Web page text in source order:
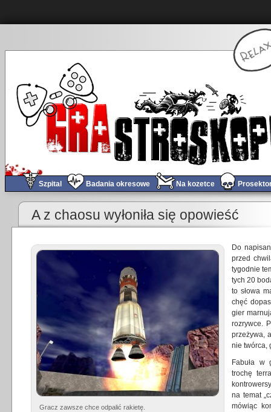
Szpital Badania okresowe Na kozetce
Planetside2 – „Sky Lance”
A z chaosu wyłoniła się opowieść
Gracz zawsze chce odpalić rakietę.
Do
przed
tygodnie
tych 20
to słowa
chęć
gier
rozrywce.
przeżywa,
nie twórca,
Fabuła w
trochę
na temat
mówiąc